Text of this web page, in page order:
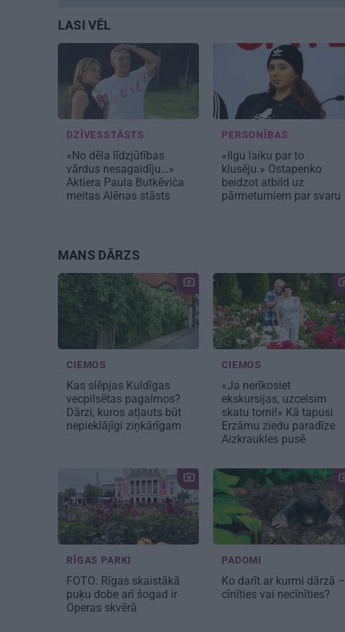
LASI VĒL
DZĪVESSTĀSTS
«No dēla līdzjūtības
vārdus nesagaidīju…»
Aktiera Paula Butkēviča
meitas Alēnas stāsts
PERSONĪBAS
«Ilgu laiku par to
klusēju.» Ostapenko
beidzot atbild uz
pārmetumiem par svaru
MANS DĀRZS
CIEMOS
Kas slēpjas Kuldīgas
vecpilsētas pagalmos?
Dārzi, kuros atļauts būt
nepieklājīgi ziņkārīgam
CIEMOS
«Ja nerīkosiet
ekskursijas, uzcelsim
skatu torni!» Kā tapusi
Erzāmu ziedu paradīze
Aizkraukles pusē
RĪGAS PARKI
FOTO: Rīgas skaistākā
puķu dobe arī šogad ir
Operas skvērā
PADOMI
Ko darīt ar kurmi dārzā –
cīnīties vai necīnīties?